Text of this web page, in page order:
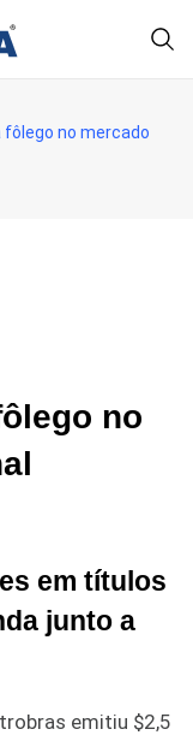
no mercado
no
em títulos
junto a
emitiu $2,5